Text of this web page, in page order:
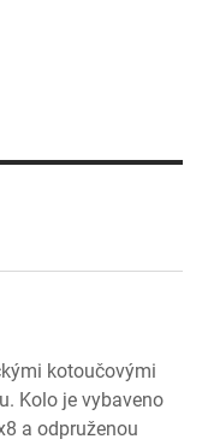
kotoučovými
Kolo je vybaveno
a odpruženou